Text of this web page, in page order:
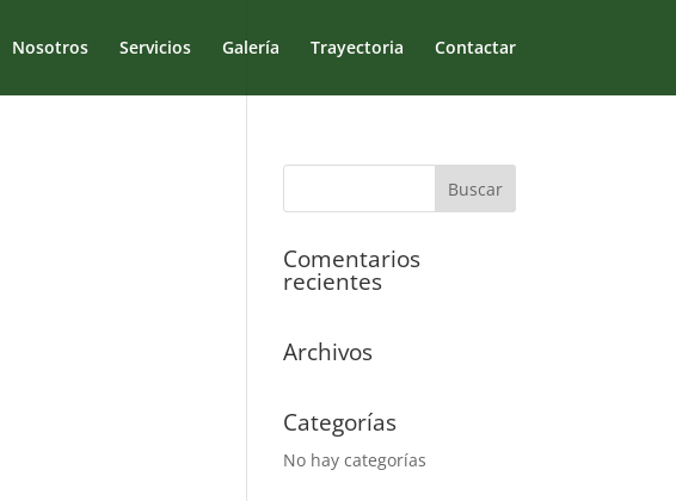
Nosotros Servicios Galería Trayectoria Contactar
Comentarios
recientes
Archivos
Categorías
No hay categorías